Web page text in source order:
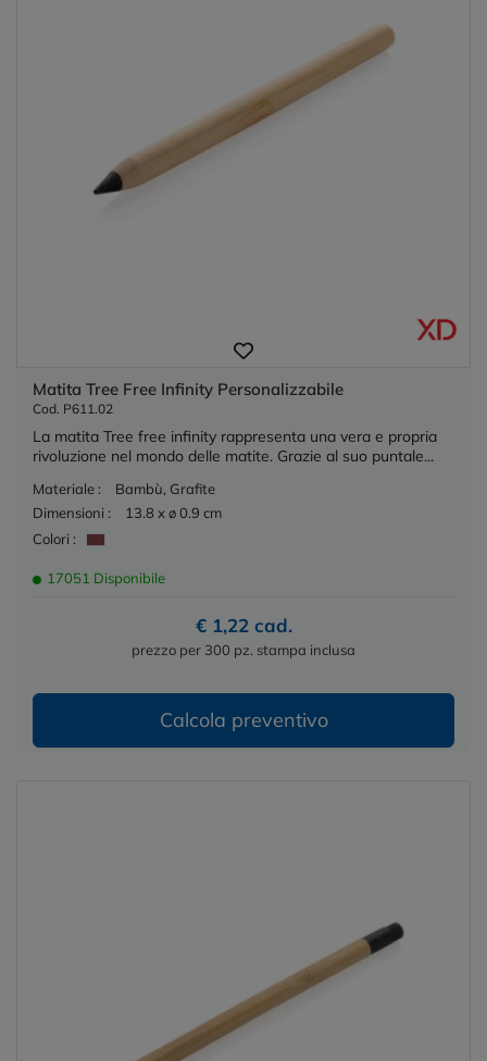
Matita Tree Free Infinity Personalizzabile
Cod. P611.02
La matita Tree free infinity rappresenta una vera e propria
rivoluzione nel mondo delle matite. Grazie al suo puntale...
Materiale :
Bambù, Grafite
Dimensioni :
13.8 x ø 0.9 cm
Colori :
17051 Disponibile
€ 1,22 cad.
prezzo per 300 pz. stampa inclusa
Calcola preventivo